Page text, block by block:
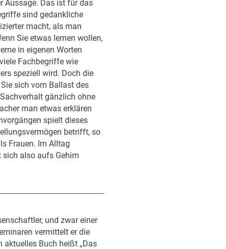
Aussage. Das ist für das
sind gedankliche
macht, als man
Sie etwas lernen wollen,
in eigenen Worten
Fachbegriffe wie
speziell wird. Doch die
sich vom Ballast des
gänzlich ohne
man etwas erklären
spielt dieses
betrifft, so
Frauen. Im Alltag
sich also aufs Gehirn
und zwar einer
vermittelt er die
aktuelles Buch heißt „Das